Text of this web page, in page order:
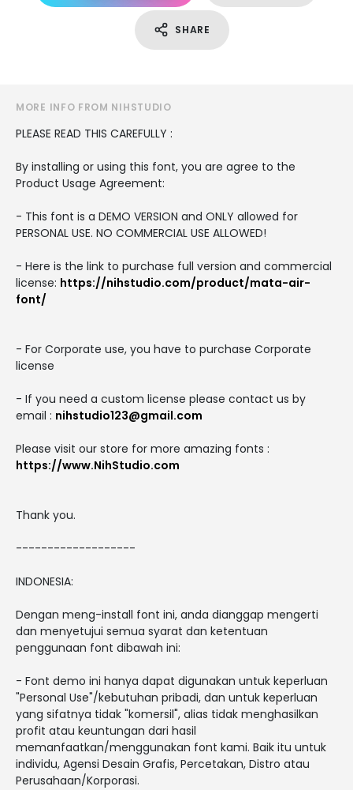
SHARE
MORE INFO FROM NIHSTUDIO
PLEASE READ THIS CAREFULLY :
By installing or using this font, you are agree to the
Product Usage Agreement:
- This font is a DEMO VERSION and ONLY allowed for
PERSONAL USE. NO COMMERCIAL USE ALLOWED!
- Here is the link to purchase full version and commercial
license: https://nihstudio.com/product/mata-air-
font/
- For Corporate use, you have to purchase Corporate
license
- If you need a custom license please contact us by
email : nihstudio123@gmail.com
Please visit our store for more amazing fonts :
https://www.NihStudio.com
Thank you.
-------------------
INDONESIA:
Dengan meng-install font ini, anda dianggap mengerti
dan menyetujui semua syarat dan ketentuan
penggunaan font dibawah ini:
- Font demo ini hanya dapat digunakan untuk keperluan
"Personal Use"/kebutuhan pribadi, dan untuk keperluan
yang sifatnya tidak "komersil", alias tidak menghasilkan
profit atau keuntungan dari hasil
memanfaatkan/menggunakan font kami. Baik itu untuk
individu, Agensi Desain Grafis, Percetakan, Distro atau
Perusahaan/Korporasi.